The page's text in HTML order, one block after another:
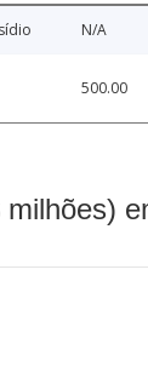
N/A
500.00